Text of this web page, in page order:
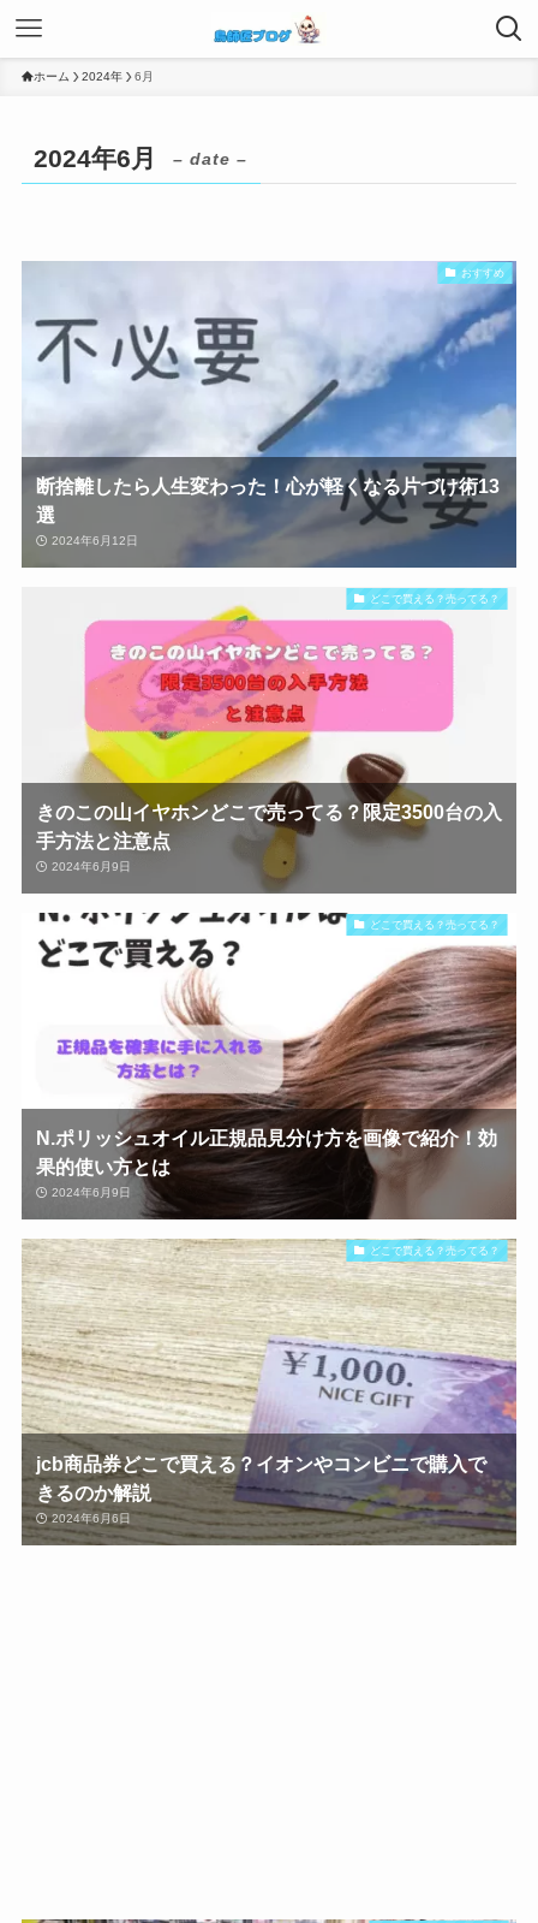
ホーム 2024年 6月
2024年6月 – date –
おすすめ
断捨離したら人生変わった！心が軽くなる片づけ術13
選
2024年6月12日
どこで買える？売ってる？
きのこの山イヤホンどこで売ってる？限定3500台の入
手方法と注意点
2024年6月9日
どこで買える？売ってる？
N.ポリッシュオイル正規品見分け方を画像で紹介！効
果的使い方とは
2024年6月9日
どこで買える？売ってる？
jcb商品券どこで買える？イオンやコンビニで購入で
きるのか解説
2024年6月6日